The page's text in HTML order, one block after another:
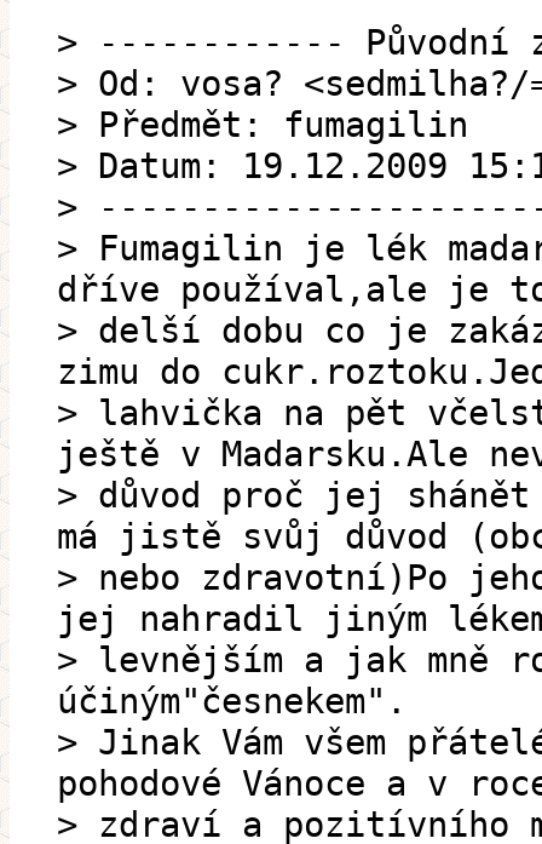
> ------------ Původní
> Od: vosa? <sedmilha?/
> Předmět: fumagilin
> Datum: 19.12.2009
>
> Fumagilin je lék
dříve používal,ale je
> delší dobu co je
zimu do
> lahvička na pět
ještě v Madarsku.Ale
> důvod proč jej shánět
má jistě svůj důvod
> nebo zdravotní)Po
jej nahradil jiným
> levnějším a jak mně
účiným"česnekem".
> Jinak Vám všem
pohodové Vánoce a v
> zdraví a pozitívního